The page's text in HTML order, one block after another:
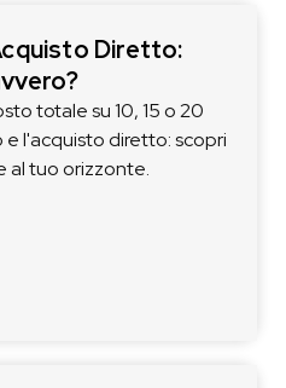
Diretto:
totale su 10, 15 o 20
e l'acquisto diretto: scopri
al tuo orizzonte.